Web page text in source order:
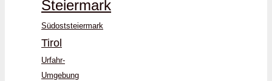
Steiermark
Südoststeiermark
Tirol
Urfahr-
Umgebung